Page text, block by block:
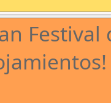
Festival